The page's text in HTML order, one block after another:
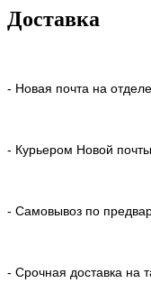
Доставка
- Новая почта на
- Курьером Новой почты
- Самовывоз по
- Срочная доставка на